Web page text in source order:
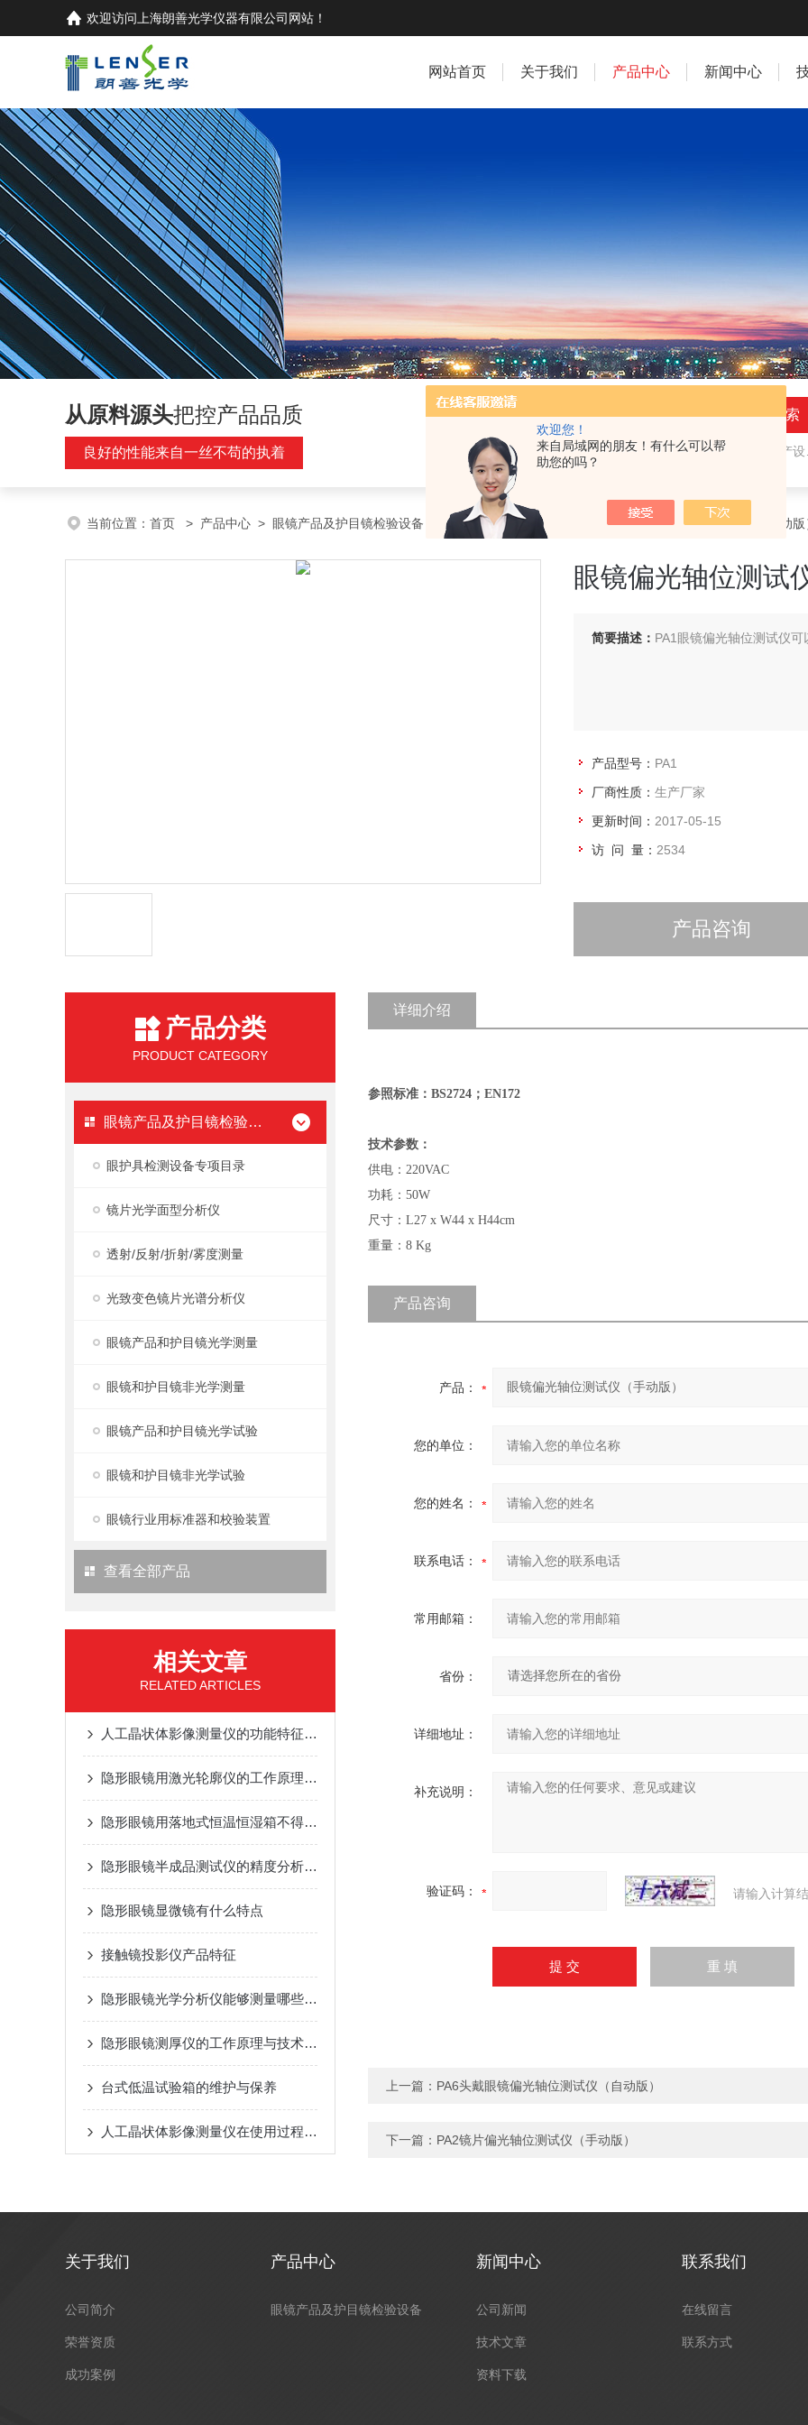
欢迎您！
来自局域网的朋友！有什么可以帮
助您的吗？
欢迎访问 上海朗善光学仪器有限公司 网站！
网站首页 关于我们 产品中心 新闻中心
从原料源头把控产品品质
良好的性能来自一丝不苟的执着 热门关键词：隐形眼镜（接触镜）用检测仪器和生产设备，人工晶状体（IOL/ICL）用检测仪器和生产设备，眼镜产品检测仪器，水气处理环保设备
当前位置： 首页 > 产品中心 > 眼镜产品及护目镜检验设备 眼镜产品和护目镜光学测量 > PA1眼镜偏光轴位测试仪（手动版
眼镜偏光轴位测试
简要描述： PA1眼镜偏光轴位测试仪
产品型号： PA1
厂商性质： 生产厂家
更新时间： 2017-05-15
访 问 量： 2534
产品咨询
产品分类
PRODUCT CATEGORY
眼镜产品及护目镜检验设备
眼护具检测设备专项目录
镜片光学面型分析仪
透射/反射/折射/雾度测量
光致变色镜片光谱分析仪
眼镜产品和护目镜光学测量
眼镜和护目镜非光学测量
眼镜产品和护目镜光学试验
眼镜和护目镜非光学试验
眼镜行业用标准器和校验装置
查看全部产品
相关文章
RELATED ARTICLES
人工晶状体影像测量仪的功能特征，你值得收藏起来
隐形眼镜用激光轮廓仪的工作原理及维护保养
隐形眼镜用落地式恒温恒湿箱不得不说的优点？
隐形眼镜半成品测试仪的精度分析与优化
隐形眼镜显微镜有什么特点
接触镜投影仪产品特征
隐形眼镜光学分析仪能够测量哪些参数？
隐形眼镜测厚仪的工作原理与技术解析
台式低温试验箱的维护与保养
人工晶状体影像测量仪在使用过程中需要注意哪些安全事项?
详细介绍
参照标准：BS2724 ；EN172
技术参数：
供电：220VAC
功耗：50W
尺寸：L27 x W44 x H44cm
重量：8 Kg
产品咨询
产品：
您的单位：
您的姓名：
联系电话：
常用邮箱：
省份：
详细地址：
补充说明：
验证码： 请输入计算
上一篇： PA6头戴眼镜偏光轴位测试仪（自动版）
下一篇： PA2镜片偏光轴位测试仪（手动版）
关于我们
公司简介
荣誉资质
成功案例
产品中心
眼镜产品及护目镜检验设备
新闻中心
公司新闻
技术文章
资料下载
联系我们
在线留言
联系方式